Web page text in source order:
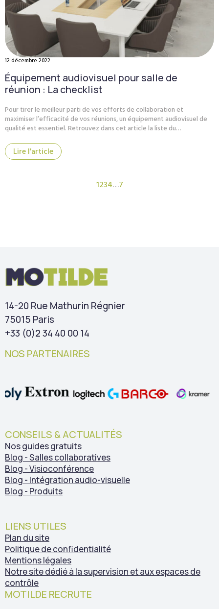
Équipement audiovisuel pour salle de
réunion : La checklist
12 décembre 2022
Pour tirer le meilleur parti de vos efforts de collaboration et
maximiser l’efficacité de vos réunions, un équipement audiovisuel de
qualité est essentiel. Retrouvez dans cet article la liste du…
Lire l'article
1234…7
14-20 Rue Mathurin Régnier
75015 Paris
+33 (0)2 34 40 00 14
NOS PARTENAIRES
CONSEILS & ACTUALITÉS
Nos guides gratuits
Blog - Salles collaboratives
Blog - Visioconférence
Blog - Intégration audio-visuelle
Blog - Produits
LIENS UTILES
Plan du site
Politique de confidentialité
Mentions légales
Notre site dédié à la supervision et aux espaces de
contrôle
MOTILDE RECRUTE